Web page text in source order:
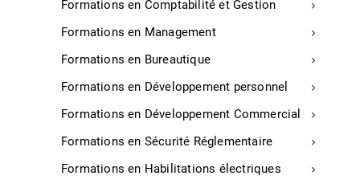
Formations en Comptabilité et Gestion
Formations en Management
Formations en Bureautique
Formations en Développement personnel
Formations en Développement Commercial
Formations en Sécurité Réglementaire
Formations en Habilitations électriques
Ainsi la CCI des Landes conseille aux chefs
– De vérifier la personne « contact » en matière de
contrat d’énergie ;
et téléphonique chez leur fournisseur d’électricité et
chez Enedis ;
www.landes.cci.fr/energie-risque-de-coupure/
afin d’être informé des mesures ou des dispositifs de